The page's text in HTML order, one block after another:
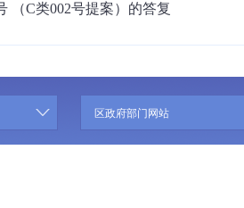
（C类002号提案）的答复
区政府部门网站